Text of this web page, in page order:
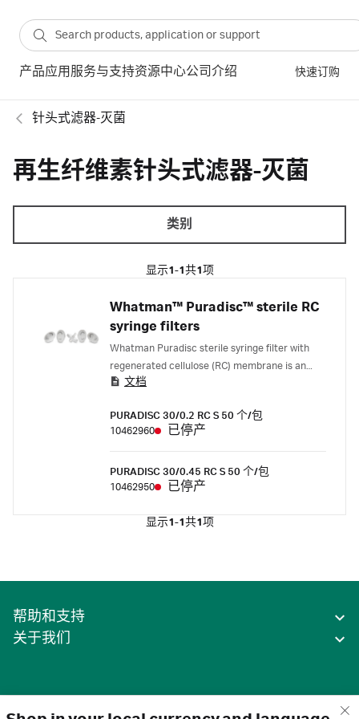
产品应用 服务与支持资源中心公司介绍 快速订购
针头式滤器-灭菌
再生纤维素针头式滤器-灭菌
类别
显示1-1 共1 项
Whatman™ Puradisc™ sterile RC
syringe filters
Whatman Puradisc sterile syringe filter with
regenerated cellulose (RC) membrane is an
excellent choice for any application requiring a
binding membrane.
文档
PURADISC 30/0.2 RC S 50 个/包
10462960
已停产
PURADISC 30/0.45 RC S 50 个/包
10462950
已停产
显示1-1 共1 项
帮助和支持
关于我们